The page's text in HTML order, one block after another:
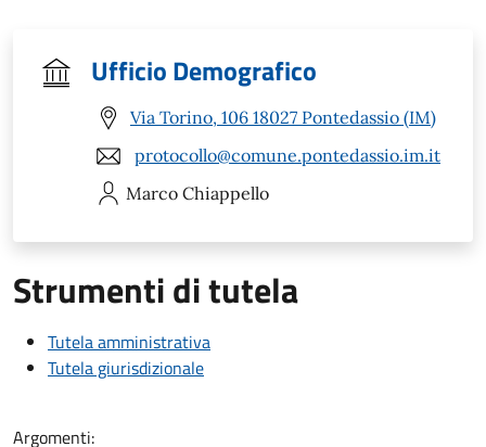
Ufficio Demografico
Via Torino, 106 18027 Pontedassio (IM)
protocollo@comune.pontedassio.im.it
Marco Chiappello
Strumenti di tutela
Tutela amministrativa
Tutela giurisdizionale
Argomenti: